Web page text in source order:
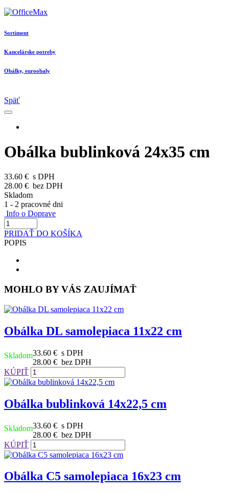
Sortiment
Kancelárske potreby
Obálky, euroobaly
Späť
Obálka bublinková 24x35 cm
33.60 € s DPH
28.00 € bez DPH
Skladom
1 - 2 pracovné dni
Info o Doprave
PRIDAŤ DO KOŠÍKA
POPIS
MOHLO BY VÁS ZAUJÍMAŤ
Obálka DL samolepiaca 11x22 cm
Skladom33.60 € s DPH
28.00 € bez DPH
KÚPIŤ
Obálka bublinková 14x22,5 cm
Skladom33.60 € s DPH
28.00 € bez DPH
KÚPIŤ
Obálka C5 samolepiaca 16x23 cm